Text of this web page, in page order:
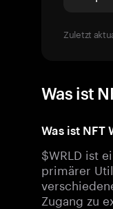
Zuletzt
Was ist
Was ist NFT
$WRLD ist
primärer
Zugang zu